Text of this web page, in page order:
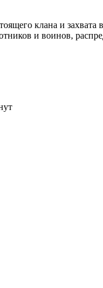
клана и
и воинов,